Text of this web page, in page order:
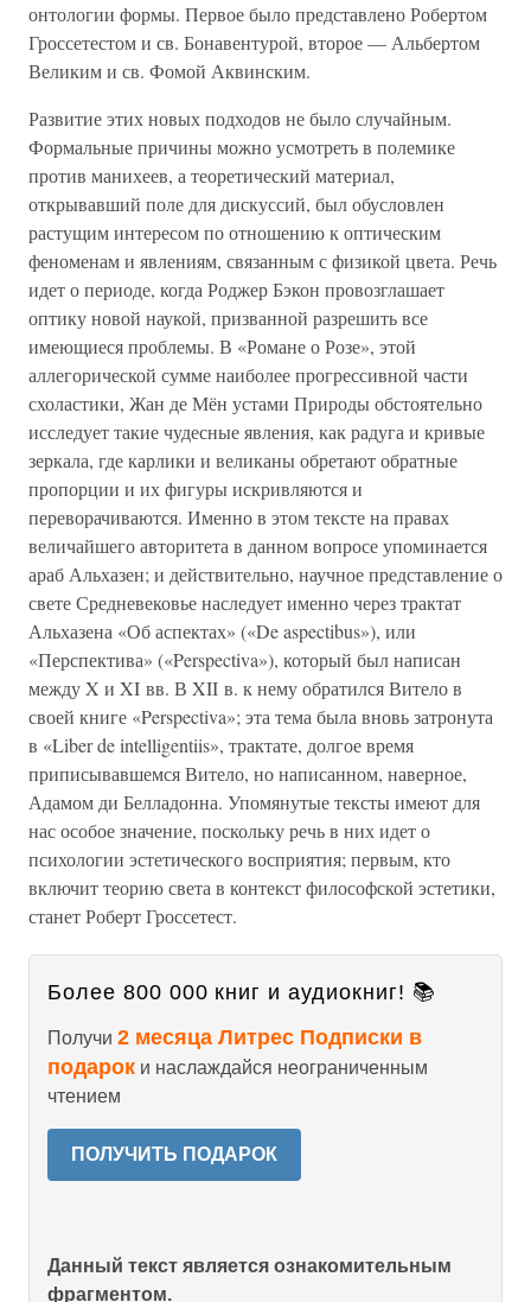
онтологии формы. Первое было представлено Робертом
Гроссетестом и св. Бонавентурой, второе — Альбертом
Великим и св. Фомой Аквинским.
Развитие этих новых подходов не было случайным.
Формальные причины можно усмотреть в полемике
против манихеев, а теоретический материал,
открывавший поле для дискуссий, был обусловлен
растущим интересом по отношению к оптическим
феноменам и явлениям, связанным с физикой цвета. Речь
идет о периоде, когда Роджер Бэкон провозглашает
оптику новой наукой, призванной разрешить все
имеющиеся проблемы. В «Романе о Розе», этой
аллегорической сумме наиболее прогрессивной части
схоластики, Жан де Мён устами Природы обстоятельно
исследует такие чудесные явления, как радуга и кривые
зеркала, где карлики и великаны обретают обратные
пропорции и их фигуры искривляются и
переворачиваются. Именно в этом тексте на правах
величайшего авторитета в данном вопросе упоминается
араб Альхазен; и действительно, научное представление о
свете Средневековье наследует именно через трактат
Альхазена «Об аспектах» («De aspectibus»), или
«Перспектива» («Perspectiva»), который был написан
между X и XI вв. В XII в. к нему обратился Витело в
своей книге «Perspectiva»; эта тема была вновь затронута
в «Liber de intelligentiis», трактате, долгое время
приписывавшемся Витело, но написанном, наверное,
Адамом ди Белладонна. Упомянутые тексты имеют для
нас особое значение, поскольку речь в них идет о
психологии эстетического восприятия; первым, кто
включит теорию света в контекст философской эстетики,
станет Роберт Гроссетест.
Более 800 000 книг и аудиокниг! 📚
Получи 2 месяца Литрес Подписки в
подарок и наслаждайся неограниченным
чтением
ПОЛУЧИТЬ ПОДАРОК
Данный текст является ознакомительным
фрагментом.